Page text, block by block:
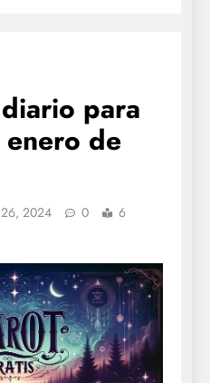
para
de
2024 0
6